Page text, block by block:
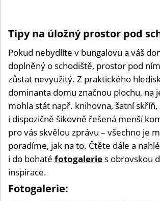
Tipy na úložný prostor pod
Pokud nebydlíte v bungalovu a váš
doplněný o schodiště, prostor pod
zůstat nevyužitý. Z praktického
dominanta domu značnou plochu, na
mohla stát např. knihovna, šatní skříň,
i dispozičně šikovně řešená menší
pro vás skvělou zprávu – všechno je
poradíme, jak na to. Čtěte dále a
i do bohaté fotogalerie s obrovskou
inspirace.
Fotogalerie: